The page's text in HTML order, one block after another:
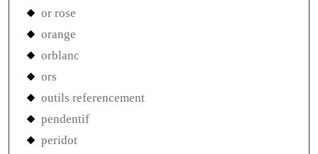
or rose
orange
orblanc
ors
outils referencement
pendentif
peridot